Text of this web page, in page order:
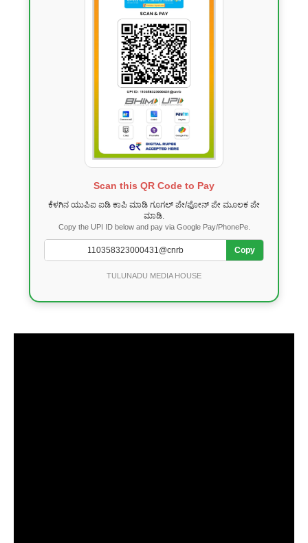
Scan this QR Code to Pay
ಕೆಳಗಿನ ಯುಪಿಐ ಐಡಿ ಕಾಪಿ ಮಾಡಿ ಗೂಗಲ್ ಪೇ/ಫೋನ್ ಪೇ ಮೂಲಕ ಪೇ
ಮಾಡಿ.
Copy the UPI ID below and pay via Google Pay/PhonePe.
Copy
TULUNADU MEDIA HOUSE